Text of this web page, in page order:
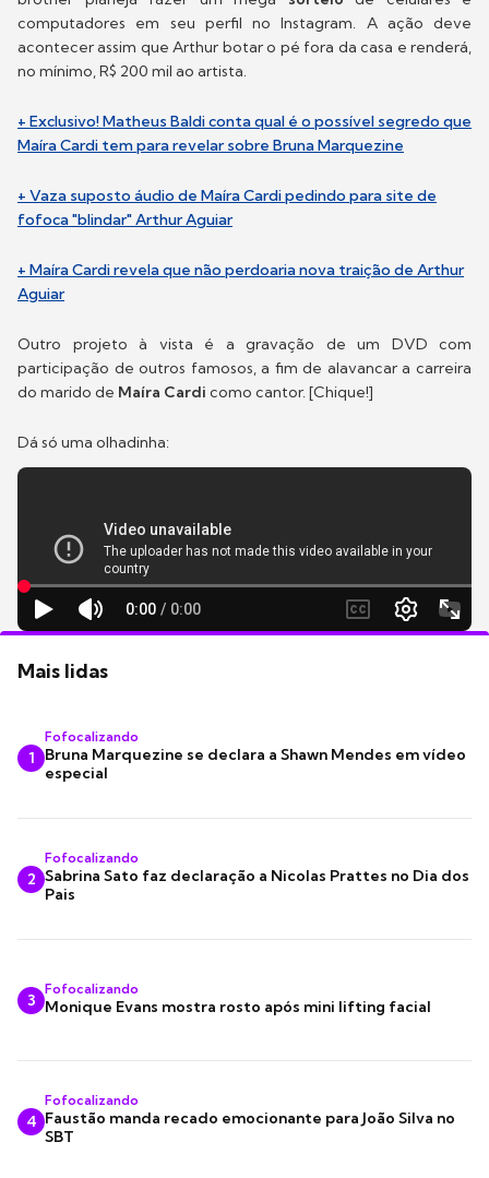
computadores em seu perfil no Instagram. A ação deve
acontecer assim que Arthur botar o pé fora da casa e renderá,
no mínimo, R$ 200 mil ao artista.
+ Exclusivo! Matheus Baldi conta qual é o possível segredo que
Maíra Cardi tem para revelar sobre Bruna Marquezine
+ Vaza suposto áudio de Maíra Cardi pedindo para site de
fofoca "blindar" Arthur Aguiar
+ Maíra Cardi revela que não perdoaria nova traição de Arthur
Aguiar
Outro projeto à vista é a gravação de um DVD com
participação de outros famosos, a fim de alavancar a carreira
do marido de Maíra Cardi como cantor. [Chique!]
Dá só uma olhadinha:
Mais lidas
1
Fofocalizando
Bruna Marquezine se declara a Shawn Mendes em vídeo
especial
2
Fofocalizando
Sabrina Sato faz declaração a Nicolas Prattes no Dia dos
Pais
3
Fofocalizando
Monique Evans mostra rosto após mini lifting facial
4
Fofocalizando
Faustão manda recado emocionante para João Silva no
SBT